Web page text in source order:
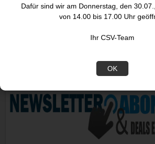
Dafür sind wir am Donnerstag, den
von 14.00 bis 17.00 Uhr
Ihr CSV-Team
OK
1,8m silber
€